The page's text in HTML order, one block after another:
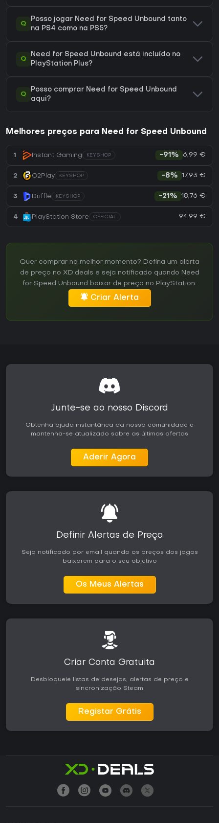
Q
Posso jogar Need for Speed Unbound tanto
na PS4 como na PS5?
Q
Need for Speed Unbound está incluído no
PlayStation Plus?
Q
Posso comprar Need for Speed Unbound
aqui?
Melhores preços para Need for Speed Unbound
1 Instant Gaming KEYSHOP -91% 6,99 €
2 G2Play KEYSHOP -8% 17,93 €
3 Driffle KEYSHOP -21% 18,76 €
4 PlayStation Store OFFICIAL 94,99 €
Quer comprar no melhor momento? Defina um alerta
de preço no XD.deals e seja notificado quando Need
for Speed Unbound baixar de preço no PlayStation.
Criar Alerta
Junte-se ao nosso Discord
Obtenha ajuda instantânea da nossa comunidade e
mantenha-se atualizado sobre as últimas ofertas
Aderir Agora
Definir Alertas de Preço
Seja notificado por email quando os preços dos jogos
baixarem para o seu objetivo
Os Meus Alertas
Criar Conta Gratuita
Desbloqueie listas de desejos, alertas de preço e
sincronização Steam
Registar Grátis